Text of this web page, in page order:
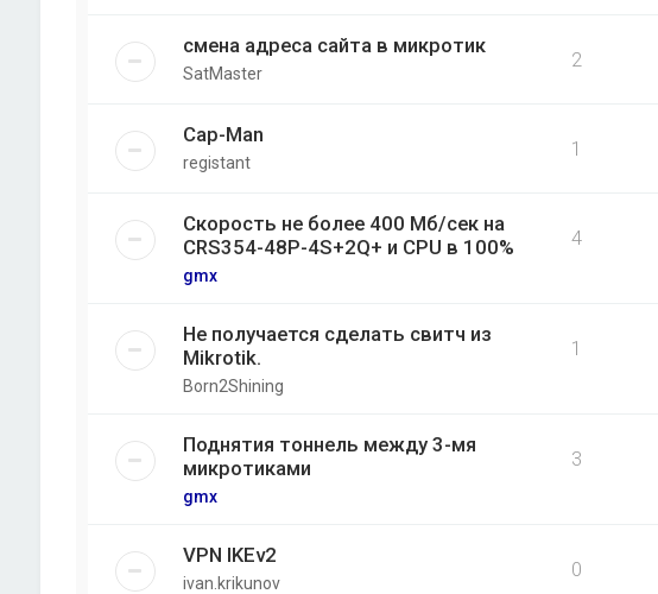
смена адреса сайта в микротик
SatMaster
2
Cap-Man
registant
1
Скорость не более 400 Мб/cек на
CRS354-48P-4S+2Q+ и CPU в 100%
gmx
4
Не получается сделать свитч из
Mikrotik.
Born2Shining
1
Поднятия тоннель между 3-мя
микротиками
gmx
3
VPN IKEv2
ivan.krikunov
0